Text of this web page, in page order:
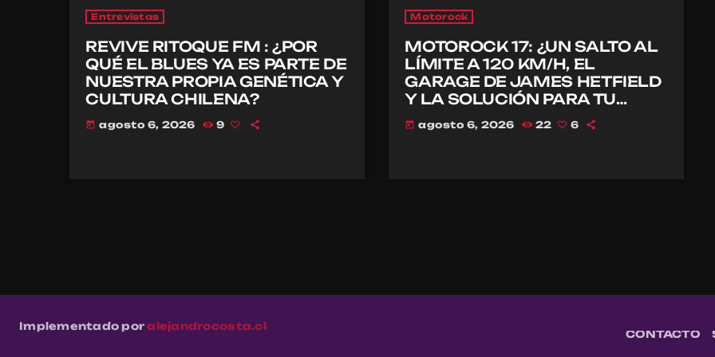
Entrevistas
REVIVE RITOQUE FM : ¿POR
QUÉ EL BLUES YA ES PARTE DE
NUESTRA PROPIA GENÉTICA Y
CULTURA CHILENA?
today agosto 6, 2026 9
Motorock
MOTOROCK 17: ¿UN SALTO AL
LÍMITE A 120 KM/H, EL
GARAGE DE JAMES HETFIELD
Y LA SOLUCIÓN PARA TU
CASCO?
today agosto 6, 2026 22 6
Implementado poralejandrocosta.cl
CONTACTO